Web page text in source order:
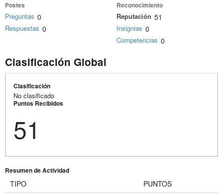
Postes
Preguntas 0
Respuestas 0
Reconocimiento
Reputación 51
Insignias 0
Competencias 0
Clasificación Global
Clasificación
No clasificado
Puntos Recibidos
51
Resumen de Actividad
TIPO
PUNTOS